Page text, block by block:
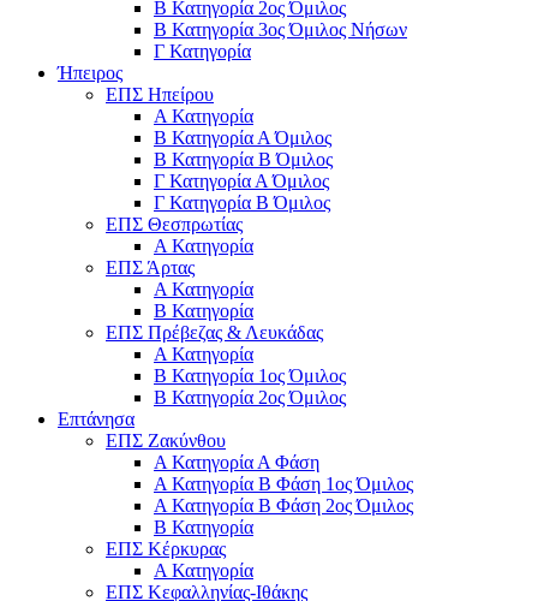
Β Κατηγορία 2ος Όμιλος
Β Κατηγορία 3ος Όμιλος Νήσων
Γ Κατηγορία
Ήπειρος
ΕΠΣ Ηπείρου
Α Κατηγορία
Β Κατηγορία Α Όμιλος
Β Κατηγορία Β Όμιλος
Γ Κατηγορία Α Όμιλος
Γ Κατηγορία Β Όμιλος
ΕΠΣ Θεσπρωτίας
Α Κατηγορία
ΕΠΣ Άρτας
Α Κατηγορία
Β Κατηγορία
ΕΠΣ Πρέβεζας & Λευκάδας
Α Κατηγορία
Β Κατηγορία 1ος Όμιλος
Β Κατηγορία 2ος Όμιλος
Επτάνησα
ΕΠΣ Ζακύνθου
Α Κατηγορία Α Φάση
Α Κατηγορία Β Φάση 1ος Όμιλος
Α Κατηγορία Β Φάση 2ος Όμιλος
Β Κατηγορία
ΕΠΣ Κέρκυρας
A Κατηγορία
ΕΠΣ Κεφαλληνίας-Ιθάκης